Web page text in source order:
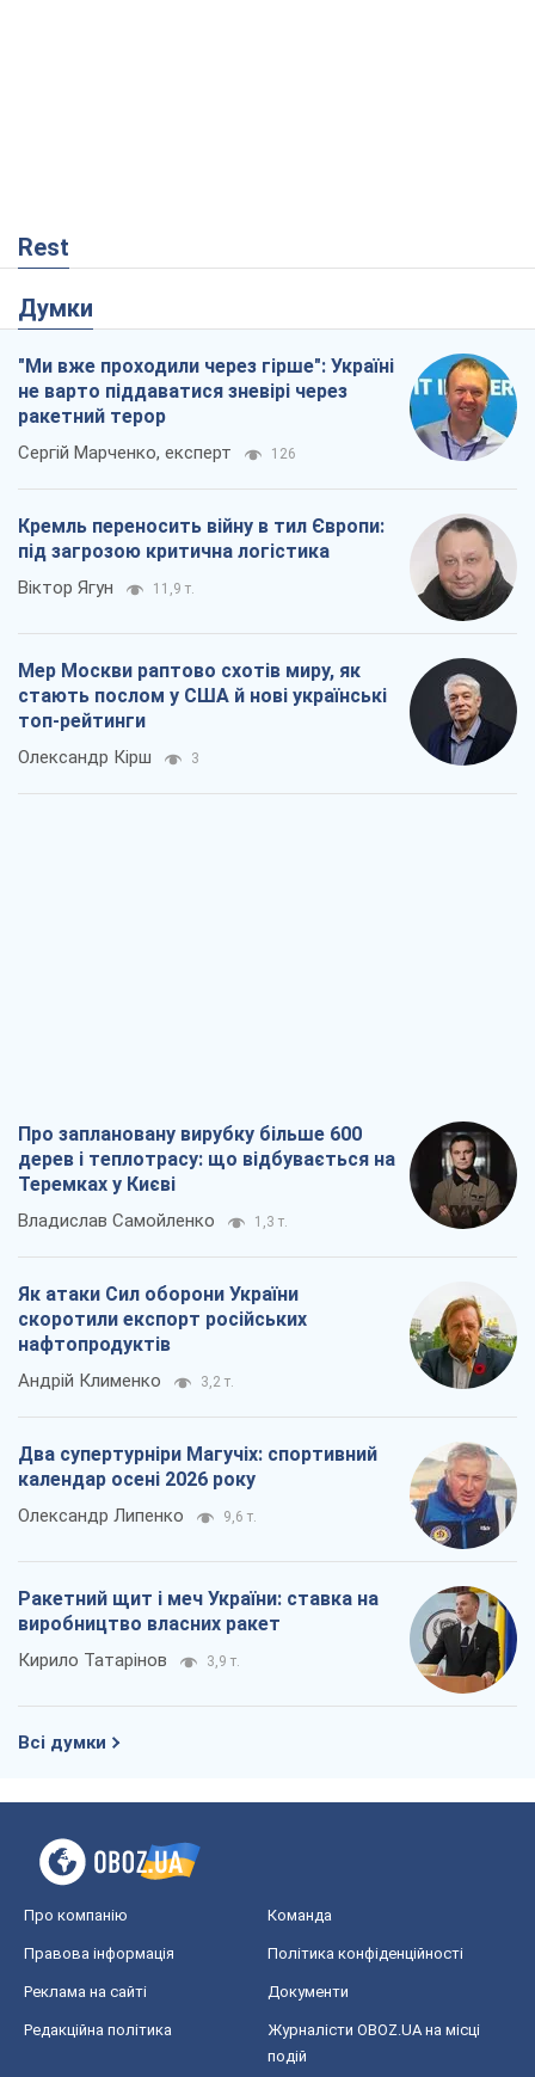
Rest
Думки
"Ми вже проходили через гірше": Україні
не варто піддаватися зневірі через
ракетний терор
Сергій Марченко, експерт 126
Кремль переносить війну в тил Європи:
під загрозою критична логістика
Віктор Ягун 11,9 т.
Мер Москви раптово схотів миру, як
стають послом у США й нові українські
топ-рейтинги
Олександр Кірш 3
Про заплановану вирубку більше 600
дерев і теплотрасу: що відбувається на
Теремках у Києві
Владислав Самойленко 1,3 т.
Як атаки Сил оборони України
скоротили експорт російських
нафтопродуктів
Андрій Клименко 3,2 т.
Два супертурніри Магучіх: спортивний
календар осені 2026 року
Олександр Липенко 9,6 т.
Ракетний щит і меч України: ставка на
виробництво власних ракет
Кирило Татарінов 3,9 т.
Всі думки
Про компанію Команда
Правова інформація Політика конфіденційності
Реклама на сайті Документи
Редакційна політика
Журналісти OBOZ.UA на місці
подій